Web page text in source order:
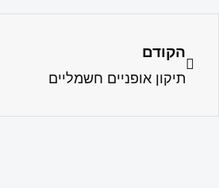
הקודם
תיקון אופניים חשמליים